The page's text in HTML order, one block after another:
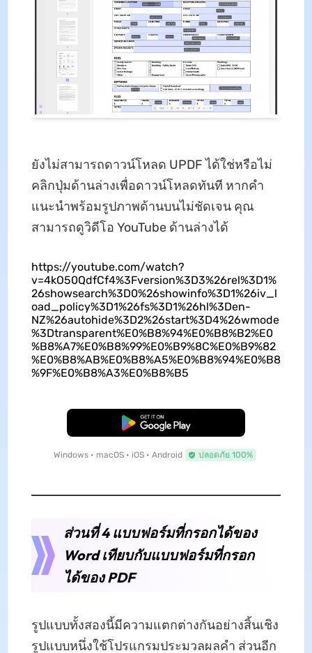
ยังไม่สามารถดาวน์โหลด UPDF ได้ใช่หรือไม่
คลิกปุ่มด้านล่างเพื่อดาวน์โหลดทันที หากคำ
แนะนำพร้อมรูปภาพด้านบนไม่ชัดเจน คุณ
สามารถดูวิดีโอ YouTube ด้านล่างได้
https://youtube.com/watch?
v=4kO50QdfCf4%3Fversion%3D3%26rel%3D1%
26showsearch%3D0%26showinfo%3D1%26iv_l
oad_policy%3D1%26fs%3D1%26hl%3Den-
NZ%26autohide%3D2%26start%3D4%26wmode
%3Dtransparent%E0%B8%94%E0%B8%B2%E0
%B8%A7%E0%B8%99%E0%B9%8C%E0%B9%82
%E0%B8%AB%E0%B8%A5%E0%B8%94%E0%B8
%9F%E0%B8%A3%E0%B8%B5
ดาวน์โหลดฟรี
Windows • macOS • iOS • Android ปลอดภัย 100%
ส่วนที่ 4 แบบฟอร์มที่กรอกได้ของ
Word เทียบกับแบบฟอร์มที่กรอก
ได้ของ PDF
รูปแบบทั้งสองนี้มีความแตกต่างกันอย่างสิ้นเชิง
รูปแบบหนึ่งใช้โปรแกรมประมวลผลคำ ส่วนอีก